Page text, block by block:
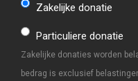
Zakelijke donatie
Particuliere donatie
Zakelijke donaties worden
bedrag is exclusief